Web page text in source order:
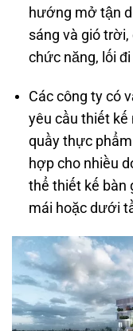
hướng mở tận
sáng và gió
chức năng, lối đi
Các công ty có
yêu cầu thiết kế
quầy thực
hợp cho nhiều
thể thiết kế bàn
mái hoặc dưới